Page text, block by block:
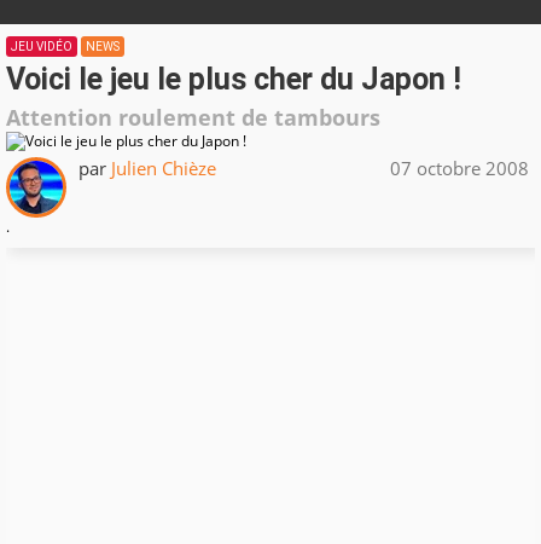
JEU VIDÉO NEWS
Voici le jeu le plus cher du Japon !
Attention roulement de tambours
par Julien Chièze 07 octobre 2008
.